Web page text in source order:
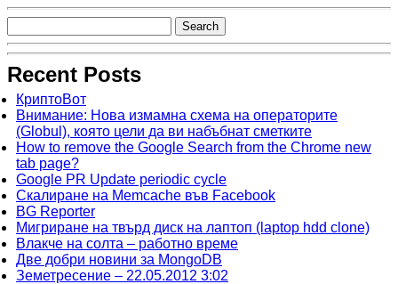
Recent Posts
КриптоВот
Внимание: Нова измамна схема на операторите
(Globul), която цели да ви набъбнат сметките
How to remove the Google Search from the Chrome new
tab page?
Google PR Update periodic cycle
Скалиране на Memcache във Facebook
BG Reporter
Мигриране на твърд диск на лаптоп (laptop hdd clone)
Влакче на солта – работно време
Две добри новини за MongoDB
Земетресение – 22.05.2012 3:02